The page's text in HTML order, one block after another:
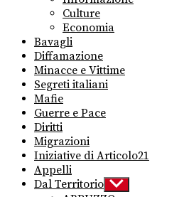
Culture
Economia
Bavagli
Diffamazione
Minacce e Vittime
Segreti italiani
Mafie
Guerre e Pace
Diritti
Migrazioni
Iniziative di Articolo21
Appelli
Dal Territorio Show
sub